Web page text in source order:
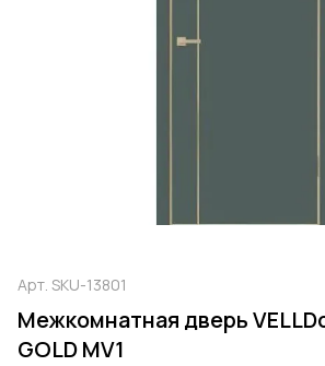
Арт. SKU-13801
Межкомнатная дверь
GOLD MV1